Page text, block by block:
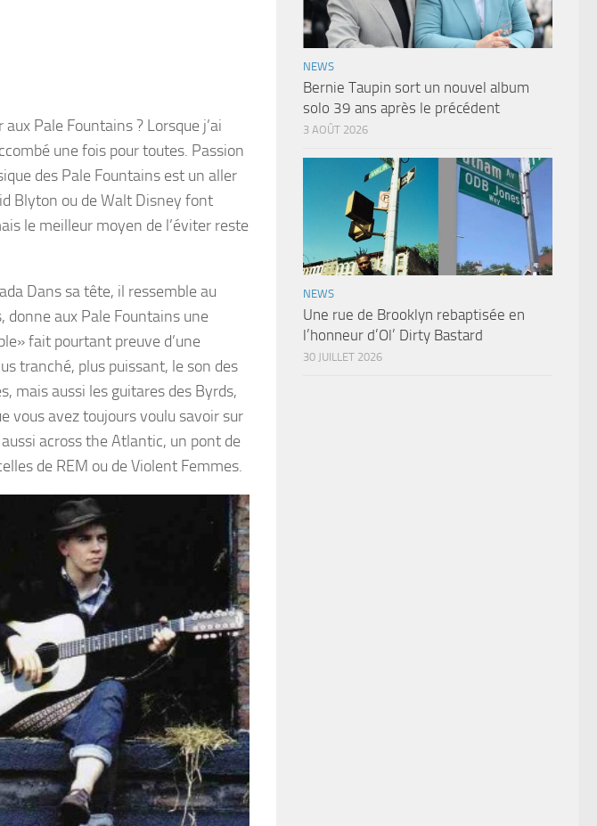
Pale Fountains ? Lorsque j’ai
une fois pour toutes. Passion
des Pale Fountains est un aller
Blyton ou de Walt Disney font
le meilleur moyen de l’éviter reste
Dans sa tête, il ressemble au
donne aux Pale Fountains une
fait pourtant preuve d’une
tranché, plus puissant, le son des
mais aussi les guitares des Byrds,
vous avez toujours voulu savoir sur
across the Atlantic, un pont de
de REM ou de Violent Femmes.
NEWS
Bernie Taupin sort un nouvel album
solo 39 ans après le précédent
3 AOÛT 2026
NEWS
Une rue de Brooklyn rebaptisée en
l’honneur d’Ol’ Dirty Bastard
30 JUILLET 2026